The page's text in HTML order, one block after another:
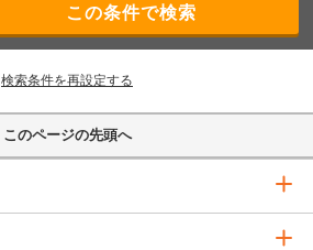
検索条件を再設定する
このページの先頭へ